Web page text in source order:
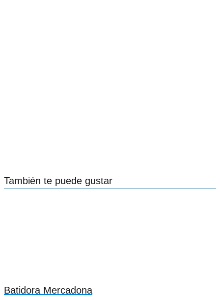
También te puede gustar
Batidora Mercadona